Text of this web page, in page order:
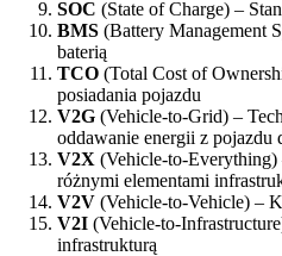
SOC (State of Charge) –
BMS (Battery Management
baterią
TCO (Total Cost of
posiadania pojazdu
V2G (Vehicle-to-Grid) –
oddawanie energii z pojazdu
V2X (Vehicle-to-
różnymi elementami
V2V (Vehicle-to-Vehicle) –
V2I (Vehicle-to-
infrastrukturą